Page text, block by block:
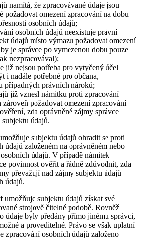
namítá, že zpracovávané údaje jsou
požadovat omezení zpracování na dobu
osobních údajů;
osobních údajů neexistuje právní
údajů místo výmazu požadovat omezení
je správce po vymezenou dobu pouze
nezpracovával);
již nejsou potřeba pro vytyčený účel
i nadále potřebné pro občana,
případných právních nároků;
již vznesl námitku proti zpracování
zároveň požadovat omezení zpracování
zda oprávněné zájmy správce
údajů.
subjektu údajů ohradit se proti
údajů založeném na oprávněném nebo
údajů. V případě námitek
povinnost ověřit a řádně zdůvodnit, zda
převažují nad zájmy subjektu údajů
údajů.
umožňuje subjektu údajů získat své
strojově čitelné podobě. Rovněž
údaje byly předány přímo jinému správci,
a proveditelné. Právo se však uplatní
zpracování osobních údajů založeno